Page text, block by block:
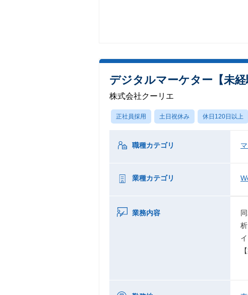
デジタルマーケター【未
株式会社クーリエ
正社員採用 土日祝休み 休日120日以上
職種カテゴリ
業種カテゴリ
業務内容